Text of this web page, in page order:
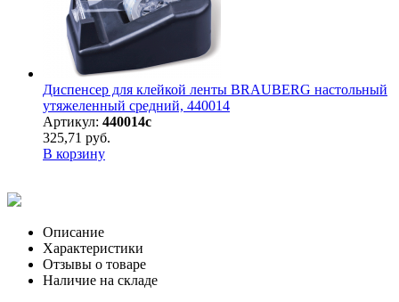
Диспенсер для клейкой ленты BRAUBERG настольный
утяжеленный средний, 440014
Артикул: 440014с
325,71 руб.
В корзину
Описание
Характеристики
Отзывы о товаре
Наличие на складе